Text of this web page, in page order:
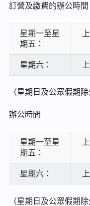
訂營及繳費的辦公時間
星期一至星
期五：
星期六：
（星期日及公眾假期除
辦公時間
星期一至星
期五：
星期六：
（星期日及公眾假期除